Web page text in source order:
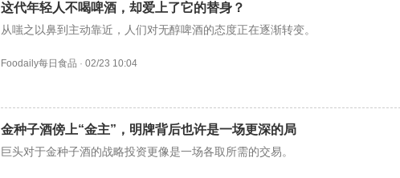
这代年轻人不喝啤酒，却爱上了它的替身？
从嗤之以鼻到主动靠近，人们对无醇啤酒的态度正在逐渐转变。
Foodaily每日食品 · 02/23 10:04
金种子酒傍上“金主”，明牌背后也许是一场更深的局
巨头对于金种子酒的战略投资更像是一场各取所需的交易。